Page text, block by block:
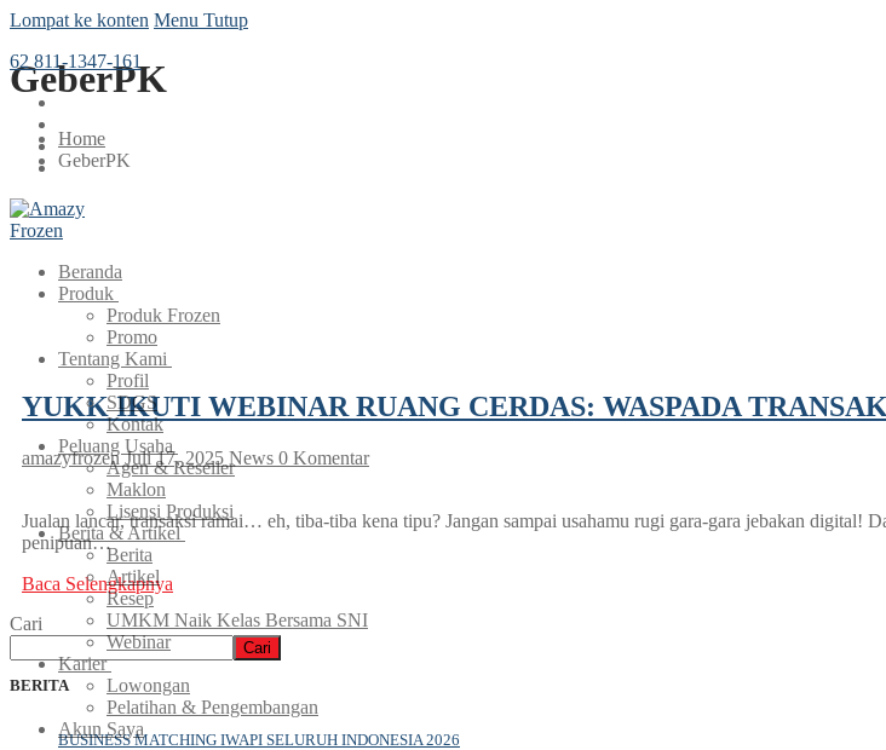
Lompat ke konten Menu Tutup
62 811-1347-161
Beranda
Produk
Produk Frozen
Promo
Tentang Kami
Profil
SDGS
Kontak
Peluang Usaha
Agen & Reseller
Maklon
Lisensi Produksi
Berita & Artikel
Berita
Artikel
Resep
UMKM Naik Kelas Bersama SNI
Webinar
Karier
Lowongan
Pelatihan & Pengembangan
Akun Saya
GeberPK
Home
GeberPK
YUKK IKUTI WEBINAR RUANG CERDAS: WASPADA
amazyfrozen Juli 17, 2025 News 0 Komentar
Jualan lancar, transaksi ramai… eh, tiba-tiba kena tipu? Jangan sampai usahamu rugi gara-gara jebakan digital!
penipuan…
Baca Selengkapnya
Cari
Cari
BERITA
BUSINESS MATCHING IWAPI SELURUH INDONESIA 2026